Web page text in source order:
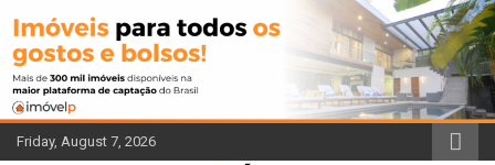
to
content
Friday, August 7, 2026